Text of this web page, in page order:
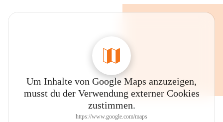
Um Inhalte von Google Maps anzuzeigen,
musst du der Verwendung externer Cookies
zustimmen.
https://www.google.com/maps